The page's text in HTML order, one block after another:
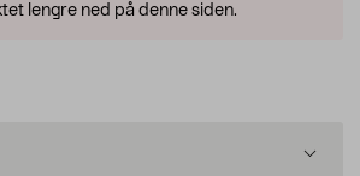
lengre ned på denne siden.